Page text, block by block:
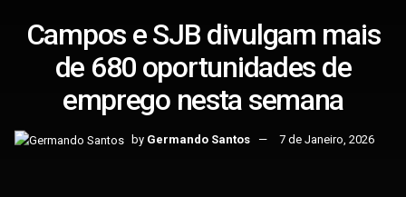
Campos e SJB divulgam mais
de 680 oportunidades de
emprego nesta semana
by Germando Santos 7 de Janeiro, 2026